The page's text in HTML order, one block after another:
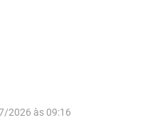
2026 às 09:16